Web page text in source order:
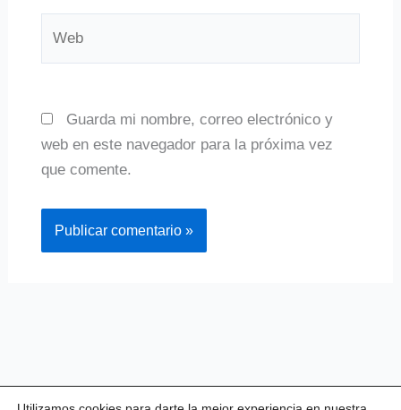
Guarda mi nombre, correo electrónico y
web en este navegador para la próxima vez
que comente.